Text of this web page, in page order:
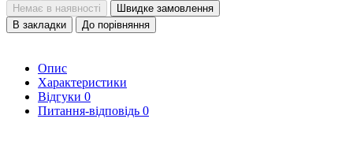
Немає в наявності
Швидке замовлення
В закладки
До порівняння
Опис
Характеристики
Відгуки 0
Питання-відповідь 0